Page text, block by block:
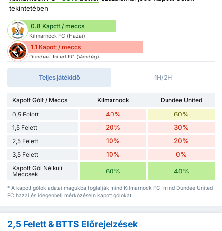
tekintetében
0.8 Kapott / meccs
Kilmarnock FC (Hazai)
1.1 Kapott / meccs
Dundee United FC (Vendég)
Teljes játékidő 1H/2H
Kapott Gólt / Meccs Kilmarnock
Dundee United
0,5 Felett
40% 60%
1,5 Felett 20% 30%
2,5 Felett 10% 20%
3,5 Felett 10% 0%
Kapott Gól Nélküli
Meccsek
60% 40%
* A kapott gólok adatai magukba foglalják mind Kilmarnock FC, mind Dundee United
FC hazai és idegenbeli mérkőzésein kapott gólokat.
2,5 Felett & BTTS Előrejelzések